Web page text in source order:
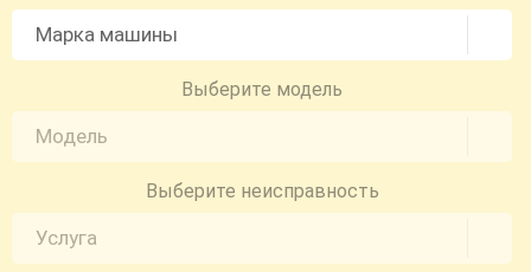
Выберите модель
Выберите неисправность